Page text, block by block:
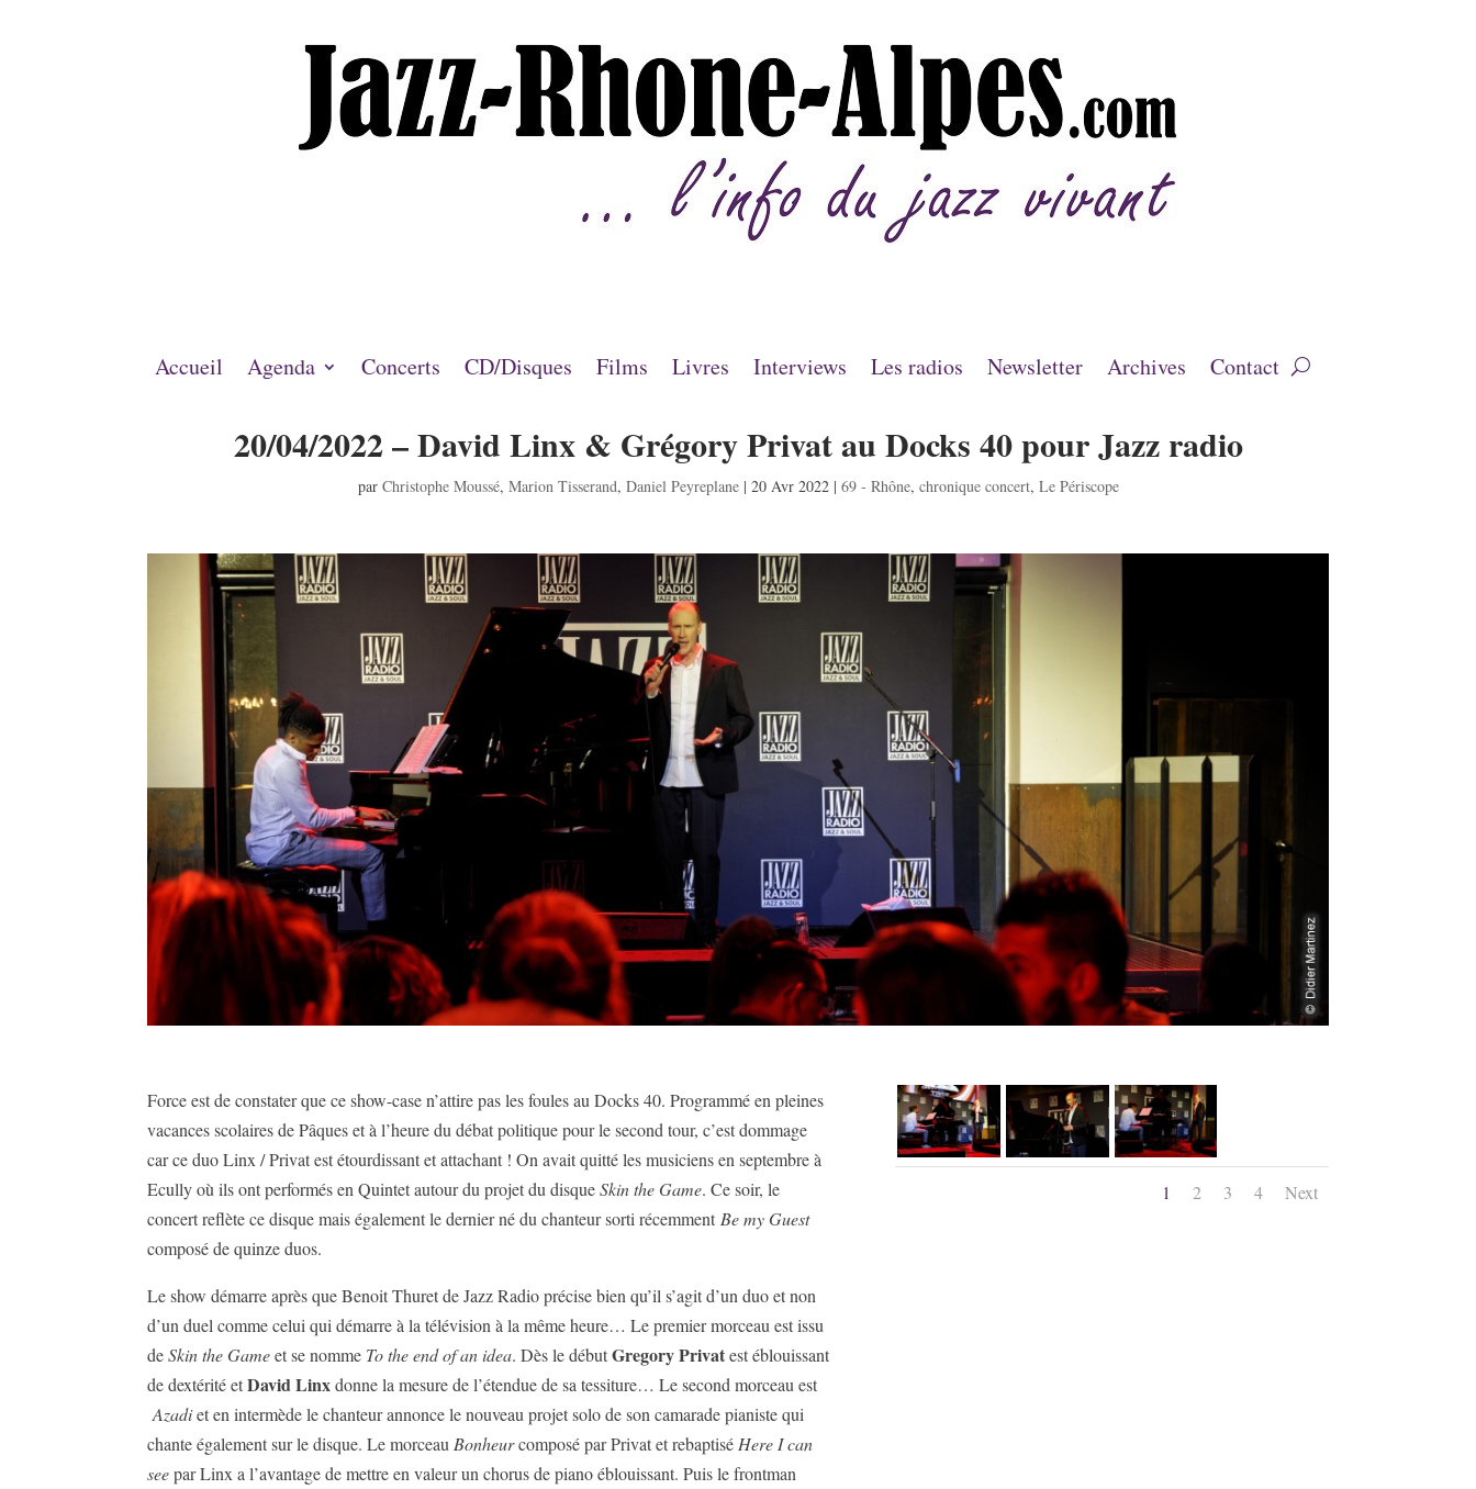
Accueil Agenda Concerts CD/Disques Films Livres Interviews Les radios Newsletter Archives Contact
20/04/2022 – David Linx & Grégory Privat au Docks 40 pour Jazz radio
par Christophe Moussé, Marion Tisserand, Daniel Peyreplane| 20 Avr 2022| 69 - Rhône, chronique concert, Le Périscope
Force est de constater que ce show-case n’attire pas les foules au Docks 40. Programmé en pleines
vacances scolaires de Pâques et à l’heure du débat politique pour le second tour, c’est dommage
car ce duo Linx / Privat est étourdissant et attachant ! On avait quitté les musiciens en septembre à
Ecully où ils ont performés en Quintet autour du projet du disqueSkin the Game. Ce soir, le
concert reflète ce disque mais également le dernier né du chanteur sorti récemment Be my Guest
composé de quinze duos.
Le show démarre après que Benoit Thuret de Jazz Radio précise bien qu’il s’agit d’un duo et non
d’un duel comme celui qui démarre à la télévision à la même heure… Le premier morceau est issu
deSkin the Gameet se nomme To the end of an idea. Dès le débutGregory Privatest éblouissant
de dextérité etDavid Linxdonne la mesure de l’étendue de sa tessiture… Le second morceau est
Azadiet en intermède le chanteur annonce le nouveau projet solo de son camarade pianiste qui
chante également sur le disque. Le morceau Bonheurcomposé par Privat et rebaptisé Here I can
seepar Linx a l’avantage de mettre en valeur un chorus de piano éblouissant. Puis le frontman
1 2 3 4 Next